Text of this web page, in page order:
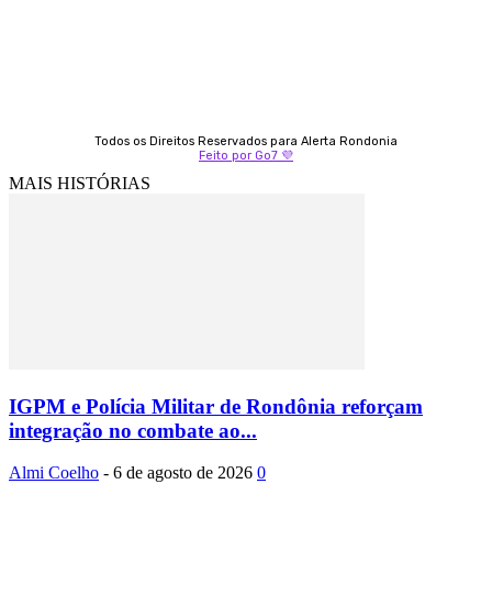
Todos os Direitos Reservados para Alerta Rondonia
Feito por Go7 💜
MAIS HISTÓRIAS
IGPM e Polícia Militar de Rondônia reforçam
integração no combate ao...
Almi Coelho - 6 de agosto de 2026 0